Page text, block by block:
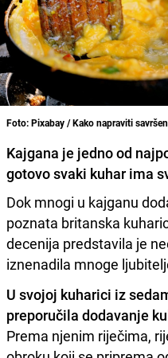
Foto: Pixabay / Kako napraviti
Kajgana je jedno od
gotovo svaki kuhar ima
Dok mnogi u kajganu
poznata britanska
decenija predstavila je
iznenadila mnoge
U svojoj kuharici iz
preporučila dodavanje
Prema njenim riječima,